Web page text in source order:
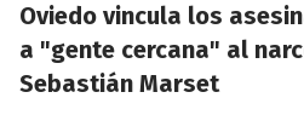
Oviedo vincula los
a "gente cercana" al
Sebastián Marset